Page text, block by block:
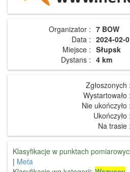
Organizator : 7 BOW
Data : 2024-02-
Miejsce : Słupsk
Dystans : 4 km
Zgłoszonych :
Wystartowało :
Nie ukończyło :
Ukończyło :
Na trasie :
Klasyfikacje w punktach
| Meta